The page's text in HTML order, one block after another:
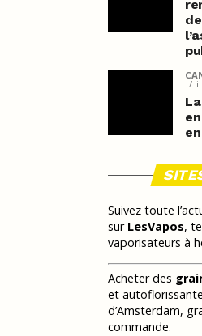
Suivez toute
sur LesVapos,
vaporisateurs à
Acheter des
et
d’Amsterdam,
commande.